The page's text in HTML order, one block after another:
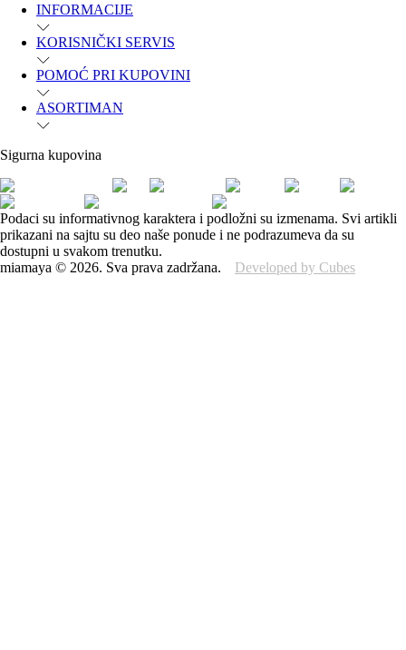
INFORMACIJE
KORISNIČKI SERVIS
POMOĆ PRI KUPOVINI
ASORTIMAN
Sigurna kupovina
Podaci su informativnog karaktera i podložni su izmenama. Svi artikli
prikazani na sajtu su deo naše ponude i ne podrazumeva da su
dostupni u svakom trenutku.
miamaya © 2026. Sva prava zadržana. Developed by Cubes